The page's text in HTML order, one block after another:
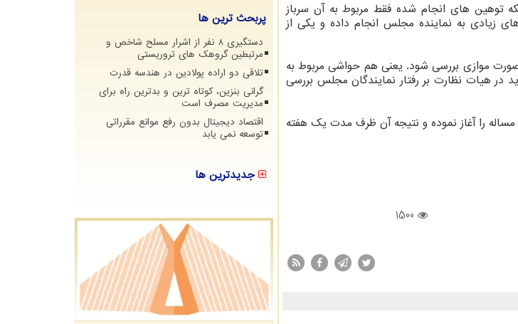
توهین های انجام شده فقط مربوط به آن سرباز
زیادی به نماینده مجلس انجام داده و یکی از
صورت موازی بررسی شود. یعنی هم حواشی مربوط به
در هیات نظارت بر رفتار نمایندگان مجلس بررسی
را آغاز نموده و نتیجه آن ظرف مدت یک هفته
1500
پربحث ترین ها
دستگیری 8 نفر از اشرار مسلح شاخص و
مرتبطین گروهک های تروریستی
تلاقی دو اراده پولادین در هندسه قدرت
گرانی بنزین، کوتاه ترین و بدترین راه برای
مدیریت مصرف است
اقتصاد دیجیتال بدون رفع موانع مقرراتی
توسعه نمی یابد
جدیدترین ها